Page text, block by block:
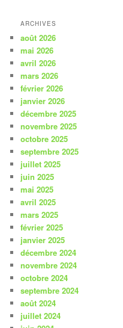
ARCHIVES
août 2026
mai 2026
avril 2026
mars 2026
février 2026
janvier 2026
décembre 2025
novembre 2025
octobre 2025
septembre 2025
juillet 2025
juin 2025
mai 2025
avril 2025
mars 2025
février 2025
janvier 2025
décembre 2024
novembre 2024
octobre 2024
septembre 2024
août 2024
juillet 2024